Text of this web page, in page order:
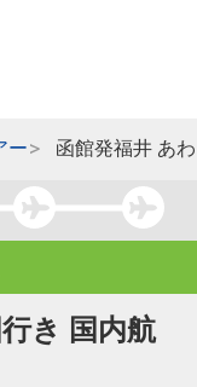
ー 函館発福井 あ
き 国内航